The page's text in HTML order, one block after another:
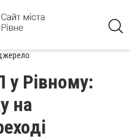
Рівному:
на